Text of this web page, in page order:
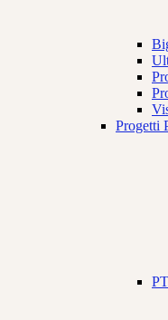
Progetti